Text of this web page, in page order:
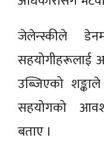
जेलेन्स्कीले
सहयोगीहरूलाई
उब्जिएको
सहयोगको
बताए ।